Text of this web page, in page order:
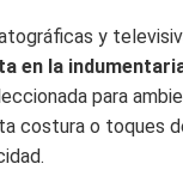
y
en la
para
costura o toques